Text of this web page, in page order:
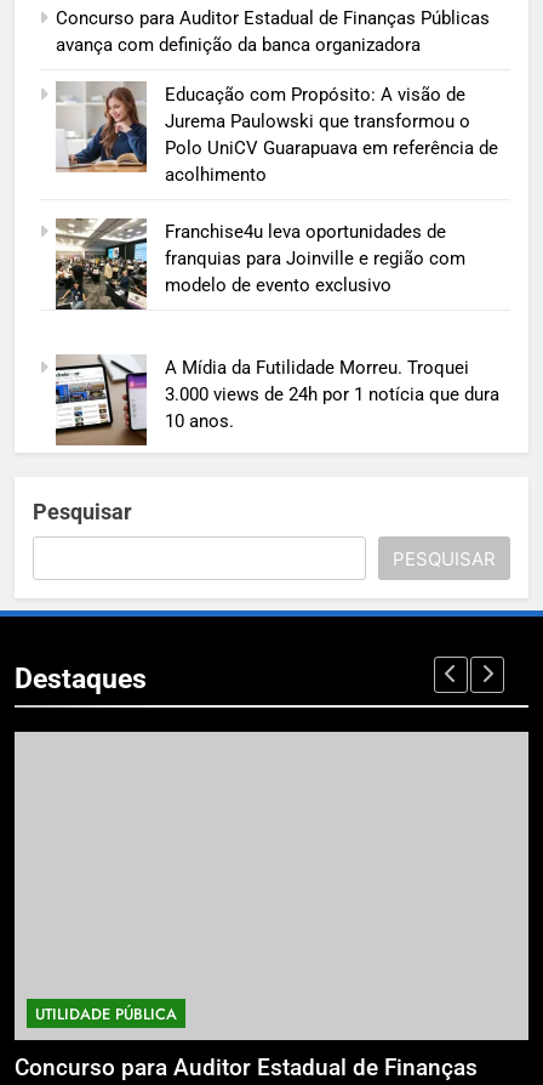
Concurso para Auditor Estadual de Finanças Públicas
avança com definição da banca organizadora
Educação com Propósito: A visão de
Jurema Paulowski que transformou o
Polo UniCV Guarapuava em referência de
acolhimento
Franchise4u leva oportunidades de
franquias para Joinville e região com
modelo de evento exclusivo
A Mídia da Futilidade Morreu. Troquei
3.000 views de 24h por 1 notícia que dura
10 anos.
Pesquisar
PESQUISAR
Destaques
UTILIDADE PÚBLICA
Concurso para Auditor Estadual de Finanças